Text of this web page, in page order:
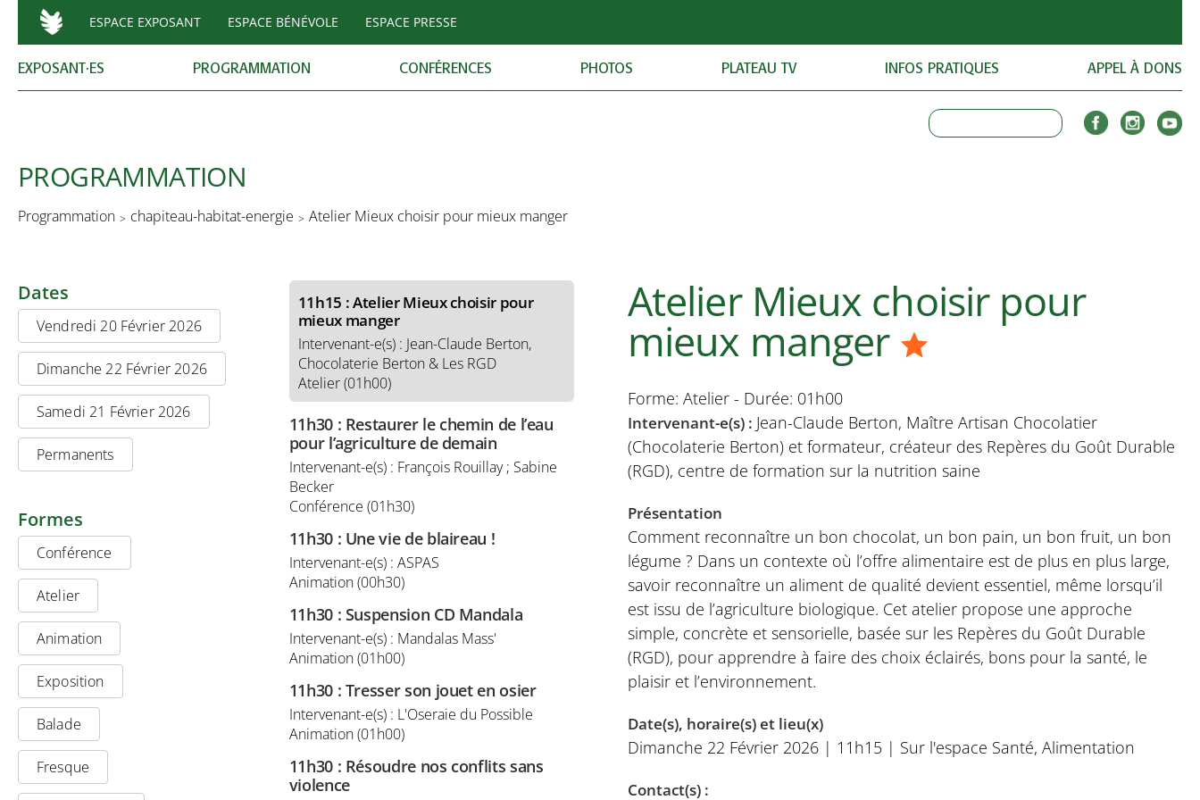
ESPACE EXPOSANT ESPACE BÉNÉVOLE ESPACE PRESSE
EXPOSANT·ES PROGRAMMATION CONFÉRENCES PHOTOS PLATEAU TV INFOS PRATIQUES APPEL À DONS
PROGRAMMATION
Programmation chapiteau-habitat-energie Atelier Mieux choisir pour mieux manger
Dates
Vendredi 20 Février 2026
Dimanche 22 Février 2026
Samedi 21 Février 2026
Permanents
Formes
Conférence
Atelier
Animation
Exposition
Balade
Fresque
11h00:
Échappez-vous de l'enquête
!
Intervenant-e(s) : L'Âge de faire
Escape Game (00h40)
11h00:Fresque du numérique
11h15 :Atelier Mieux choisir pour
mieux manger
Intervenant-e(s) : Jean-Claude Berton,
Chocolaterie Berton & Les RGD
Atelier (01h00)
11h30: Restaurer le chemin de l’eau
pour l’agriculture de demain
Intervenant-e(s) : François Rouillay ; Sabine
Becker
Conférence (01h30)
11h30: Une vie de blaireau !
Intervenant-e(s) : ASPAS
Animation (00h30)
11h30: Suspension CD Mandala
Intervenant-e(s) : Mandalas Mass'
Animation (01h00)
11h30: Tresser son jouet en osier
Intervenant-e(s) : L'Oseraie du Possible
Animation (01h00)
11h30: Résoudre nos conflits sans
violence
Atelier Mieux choisir pour
mieux manger
Forme: Atelier - Durée: 01h00
Intervenant-e(s) : Jean-Claude Berton, Maître Artisan Chocolatier
(Chocolaterie Berton) et formateur, créateur des Repères du Goût Durable
(RGD), centre de formation sur la nutrition saine
Présentation
Comment reconnaître un bon chocolat, un bon pain, un bon fruit, un bon
légume ? Dans un contexte où l’offre alimentaire est de plus en plus large,
savoir reconnaître un aliment de qualité devient essentiel, même lorsqu’il
est issu de l’agriculture biologique. Cet atelier propose une approche
simple, concrète et sensorielle, basée sur les Repères du Goût Durable
(RGD), pour apprendre à faire des choix éclairés, bons pour la santé, le
plaisir et l’environnement.
Date(s), horaire(s) et lieu(x)
Dimanche 22 Février 2026 | 11h15 | Sur l'espace Santé, Alimentation
Contact(s) :